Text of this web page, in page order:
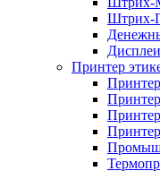
Штрих-
Принтер